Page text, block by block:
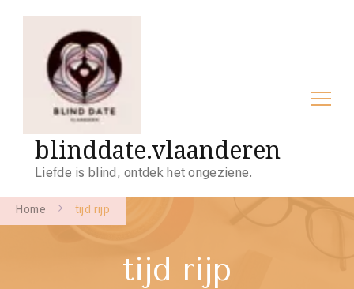
blinddate.vlaanderen
Liefde is blind, ontdek het ongeziene.
Home tijd rijp
tijd rijp